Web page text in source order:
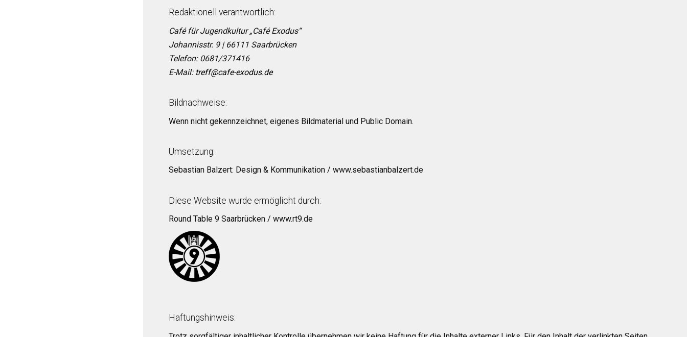
Redaktionell verantwortlich:
Café für Jugendkultur „Café Exodus“
Johannisstr. 9 | 66111 Saarbrücken
Telefon: 0681/371416
E-Mail: treff@cafe-exodus.de
Bildnachweise:
Wenn nicht gekennzeichnet, eigenes Bildmaterial und Public Domain.
Umsetzung:
Sebastian Balzert: Design & Kommunikation / www.sebastianbalzert.de
Diese Website wurde ermöglicht durch:
Round Table 9 Saarbrücken / www.rt9.de
Haftungshinweis: